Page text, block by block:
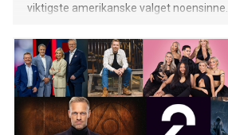
viktigste amerikanske valget noensinne.​